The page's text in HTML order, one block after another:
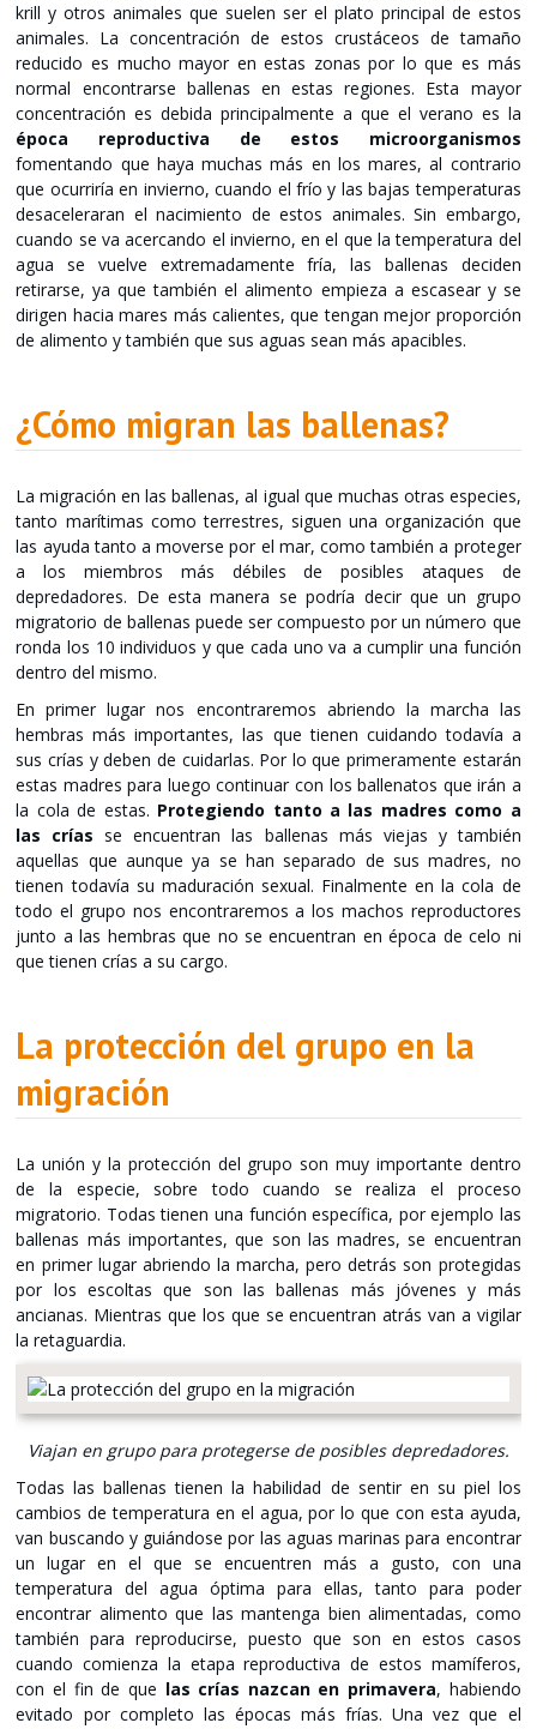
krill y otros animales que suelen ser el plato principal de estos
animales. La concentración de estos crustáceos de tamaño
reducido es mucho mayor en estas zonas por lo que es más
normal encontrarse ballenas en estas regiones. Esta mayor
concentración es debida principalmente a que el verano es la
época reproductiva de estos microorganismos
fomentando que haya muchas más en los mares, al contrario
que ocurriría en invierno, cuando el frío y las bajas temperaturas
desaceleraran el nacimiento de estos animales. Sin embargo,
cuando se va acercando el invierno, en el que la temperatura del
agua se vuelve extremadamente fría, las ballenas deciden
retirarse, ya que también el alimento empieza a escasear y se
dirigen hacia mares más calientes, que tengan mejor proporción
de alimento y también que sus aguas sean más apacibles.
¿Cómo migran las ballenas?
La migración en las ballenas, al igual que muchas otras especies,
tanto marítimas como terrestres, siguen una organización que
las ayuda tanto a moverse por el mar, como también a proteger
a los miembros más débiles de posibles ataques de
depredadores. De esta manera se podría decir que un grupo
migratorio de ballenas puede ser compuesto por un número que
ronda los 10 individuos y que cada uno va a cumplir una función
dentro del mismo.
En primer lugar nos encontraremos abriendo la marcha las
hembras más importantes, las que tienen cuidando todavía a
sus crías y deben de cuidarlas. Por lo que primeramente estarán
estas madres para luego continuar con los ballenatos que irán a
la cola de estas. Protegiendo tanto a las madres como a
las crías se encuentran las ballenas más viejas y también
aquellas que aunque ya se han separado de sus madres, no
tienen todavía su maduración sexual. Finalmente en la cola de
todo el grupo nos encontraremos a los machos reproductores
junto a las hembras que no se encuentran en época de celo ni
que tienen crías a su cargo.
La protección del grupo en la
migración
La unión y la protección del grupo son muy importante dentro
de la especie, sobre todo cuando se realiza el proceso
migratorio. Todas tienen una función específica, por ejemplo las
ballenas más importantes, que son las madres, se encuentran
en primer lugar abriendo la marcha, pero detrás son protegidas
por los escoltas que son las ballenas más jóvenes y más
ancianas. Mientras que los que se encuentran atrás van a vigilar
la retaguardia.
Viajan en grupo para protegerse de posibles depredadores.
Todas las ballenas tienen la habilidad de sentir en su piel los
cambios de temperatura en el agua, por lo que con esta ayuda,
van buscando y guiándose por las aguas marinas para encontrar
un lugar en el que se encuentren más a gusto, con una
temperatura del agua óptima para ellas, tanto para poder
encontrar alimento que las mantenga bien alimentadas, como
también para reproducirse, puesto que son en estos casos
cuando comienza la etapa reproductiva de estos mamíferos,
con el fin de que las crías nazcan en primavera, habiendo
evitado por completo las épocas más frías. Una vez que el